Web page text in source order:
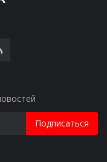
Подписаться